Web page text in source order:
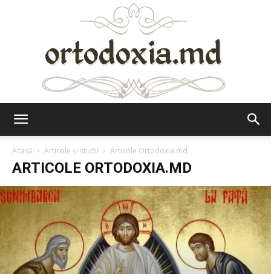
Acasă Articole şi studii Articole Ortodoxia.md
ARTICOLE ORTODOXIA.MD